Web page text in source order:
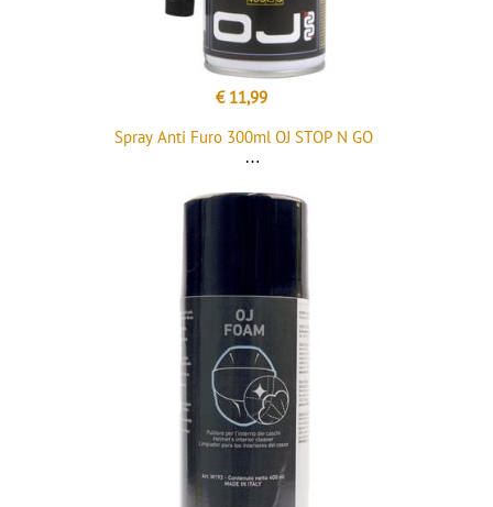
€ 11,99
Spray Anti Furo 300ml OJ STOP N GO